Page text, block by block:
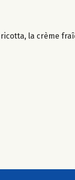
la crème